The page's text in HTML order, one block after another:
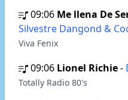
09:06 Me llena De
Silvestre Dangond &
Viva Fenix
09:06 Lionel Richie-
Totally Radio 80's